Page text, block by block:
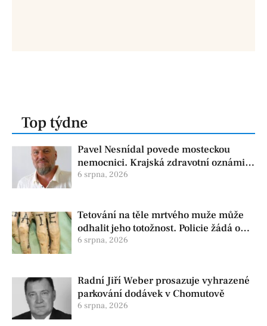
Top týdne
Pavel Nesnídal povede mosteckou
nemocnici. Krajská zdravotní oznámila
změnu ve vedení
6 srpna, 2026
Tetování na těle mrtvého muže může
odhalit jeho totožnost. Policie žádá o
pomoc
6 srpna, 2026
Radní Jiří Weber prosazuje vyhrazené
parkování dodávek v Chomutově
6 srpna, 2026